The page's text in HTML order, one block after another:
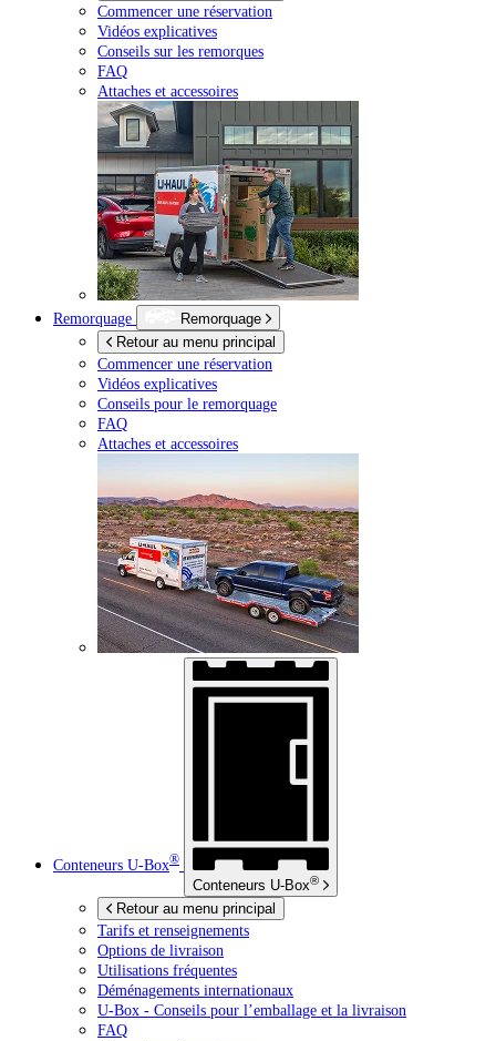
Commencer une réservation
Vidéos explicatives
Conseils sur les remorques
FAQ
Attaches et accessoires
Remorquage
Remorquage
Retour au menu principal
Commencer une réservation
Vidéos explicatives
Conseils pour le remorquage
FAQ
Attaches et accessoires
Conteneurs U-Box®
Conteneurs U-Box®
Retour au menu principal
Tarifs et renseignements
Options de livraison
Utilisations fréquentes
Déménagements internationaux
U-Box - Conseils pour l’emballage et la livraison
FAQ